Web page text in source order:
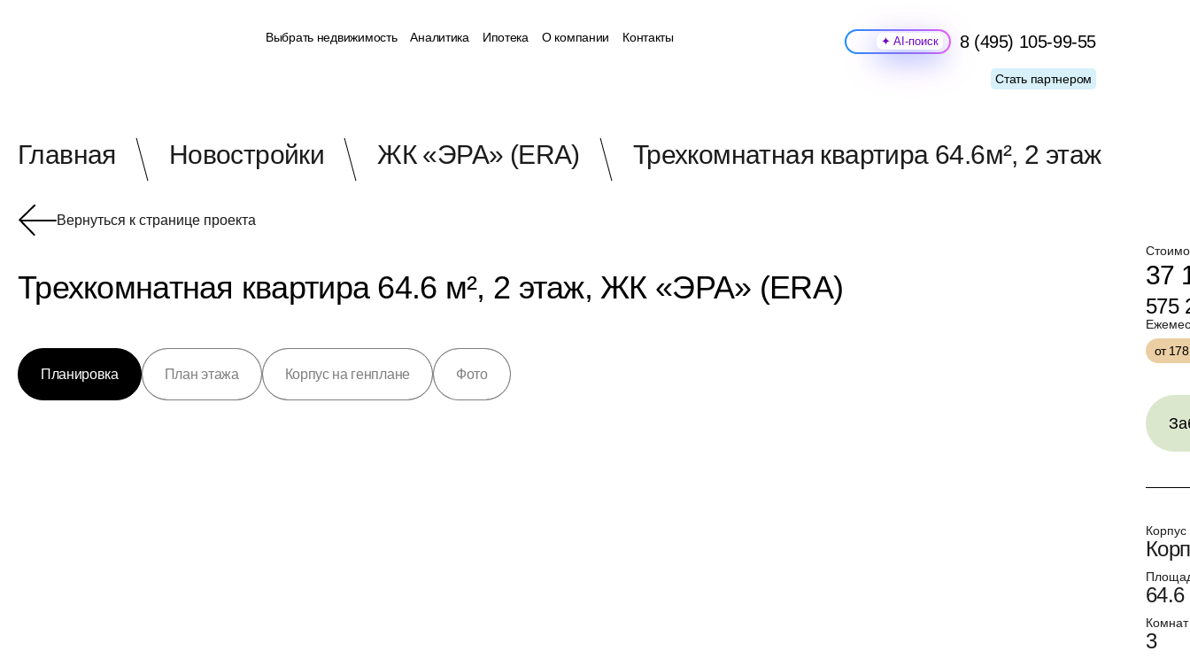
Выбрать недвижимость Аналитика Ипотека О компании Контакты Поиск 8 (495) 105-99-55
Стать партнером
Главная Новостройки ЖК «ЭРА» (ERA) Трехкомнатная квартира 64.6м², 2 этаж
Вернуться к странице проекта
Трехкомнатная квартира 64.6 м², 2 этаж, ЖК «ЭРА» (ERA)
Планировка План этажа Корпус на генплане Фото
37
575
от
Корпус
64.6
Комнат
3